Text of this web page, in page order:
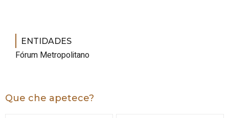
ENTIDADES
Fórum Metropolitano
Que che apetece?